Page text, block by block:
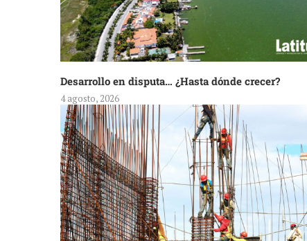
Desarrollo en disputa… ¿Hasta dónde crecer?
4 agosto, 2026